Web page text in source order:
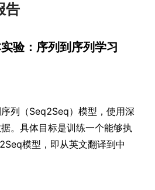
告
验：序列到序列学习
列（Seq2Seq）模型，使用深
。具体目标是训练一个能够执
模型，即从英文翻译到中